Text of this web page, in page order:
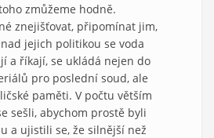
zmůžeme hodně.
znejišťovat, připomínat jim,
jejich politikou se voda
a říkají, se ukládá nejen do
pro poslední soud, ale
paměti. V počtu větším
sešli, abychom prostě byli
a ujistili se, že silnější než